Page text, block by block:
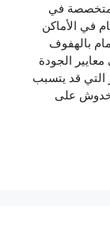
متخصصة في
في الأماكن
بالهفوف
الجودة
التي قد يتسبب
على